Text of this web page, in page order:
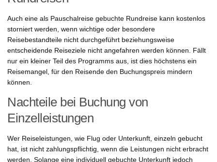
Auch eine als Pauschalreise gebuchte Rundreise kann kostenlos
storniert werden, wenn wichtige oder besondere
Reisebestandteile nicht durchgeführt beziehungsweise
entscheidende Reiseziele nicht angefahren werden können. Fällt
nur ein kleiner Teil des Programms aus, ist dies höchstens ein
Reisemangel, für den Reisende den Buchungspreis mindern
können.
Nachteile bei Buchung von
Einzelleistungen
Wer Reiseleistungen, wie Flug oder Unterkunft, einzeln gebucht
hat, ist nicht zahlungspflichtig, wenn die Leistungen nicht erbracht
werden. Solange eine individuell gebuchte Unterkunft jedoch